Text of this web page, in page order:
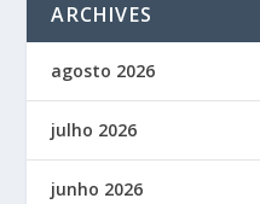
ARCHIVES
agosto 2026
julho 2026
junho 2026